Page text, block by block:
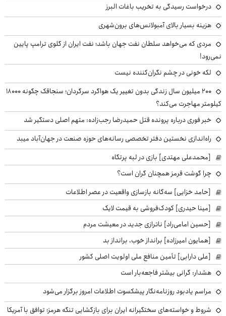
درخواست رسیدگی به تخریب باغات البرز
هزینه بسیار بالای آمبولانس‌های برون‌شهری
مردی که می‌خواهد سلطان نفت جهان باشد؛ نفت ایران از گلوی ترامپ پایین
نمی‌رود!
لکه خونی در چشم نگران‌کننده نیست
۲۰۰ میلیون سال زندگی بدون تغییر یک هواگرد سرگردان؛ سنجاقک‌ چگونه ۱۸۰۰۰
کیلومتر مهاجرت می‌کند؟
خبر فوری درباره پرونده قتل حمیدرضا رجب‌زاده: متهم اصلی دستگیر شد
راه‌اندازی نخستین دفتر تخصصی رسانه‌های حوزه صنعت در جهان‌آباد میبد
[محمدعلی مهتدی] بازی در لبه پرتگاه
چرا گوشت قرمز همچنان گران است؟
[حامد خزایی] سه‌گانه بازسازی واقعیت در عصر اطلاعات
[مینا حیدری] کودک‌فروشی به قیمت لایک
[حسین امامی‌راد] ناترازی جدید در معیشت مردم
[همایون امیرزاده] برانداز خوب، برانداز بد
[علی دارابی] تأمین منافع ملی اولویت اصلی کشور
هشدار: گرانی بیشتر فاجعه‌بار است
مراسم یادبود روزنامه‌نگار پیشکسوت اطلاعات امروز برگزار می‌شود
شروط و خواسته‌های سختگیرانه ایران برای بازگشایی تنگه هرمز؛ توافق با آمریکا